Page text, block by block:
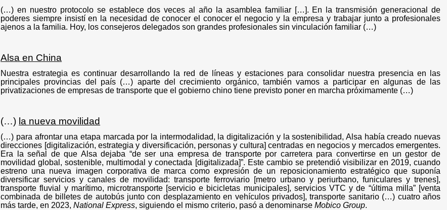
(…) en nuestro protocolo se establece dos veces al año la asamblea familiar […]. En la transmisión generacional de
poderes siempre insistí en la necesidad de conocer el conocer el negocio y la empresa y trabajar junto a profesionales
ajenos a la familia. Hoy, los consejeros delegados son grandes profesionales sin vinculación familiar (…)
Alsa en China
Nuestra estrategia es continuar desarrollando la red de líneas y estaciones para consolidar nuestra presencia en las
principales provincias del país (…) aparte del crecimiento orgánico, también vamos a participar en algunas de las
privatizaciones de empresas de transporte que el gobierno chino tiene previsto poner en marcha próximamente (…)
(…) la nueva movilidad
(…) para afrontar una etapa marcada por la intermodalidad, la digitalización y la sostenibilidad, Alsa había creado nuevas
direcciones [digitalización, estrategia y diversificación, personas y cultura] centradas en negocios y mercados emergentes.
Era la señal de que Alsa dejaba “de ser una empresa de transporte por carretera para convertirse en un gestor de
movilidad global, sostenible, multimodal y conectada [digitalizada]”. Este cambio se pretendió visibilizar en 2019, cuando
estreno una nueva imagen corporativa de marca como expresión de un reposicionamiento estratégico que suponía
diversificar servicios y canales de movilidad: transporte ferroviario [metro urbano y periurbano, funiculares y trenes],
transporte fluvial y marítimo, microtransporte [servicio e bicicletas municipales], servicios VTC y de “última milla” [venta
combinada de billetes de autobús junto con desplazamiento en vehículos privados], transporte sanitario (…) cuatro años
más tarde, en 2023,National Express, siguiendo el mismo criterio, pasó a denominarseMobico Group.